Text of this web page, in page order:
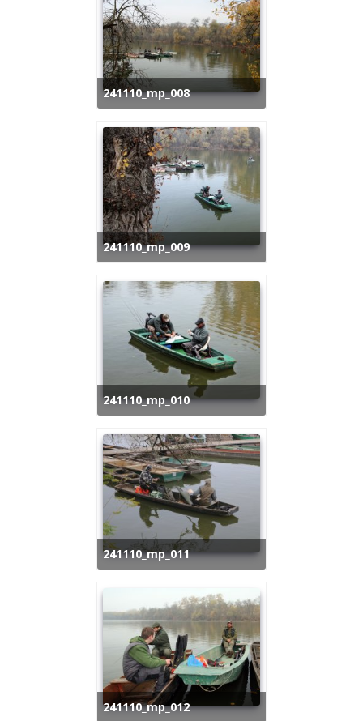
241110_mp_008
241110_mp_009
241110_mp_010
241110_mp_011
241110_mp_012